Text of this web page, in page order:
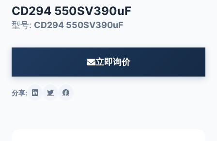
CD294 550SV390uF
型号: CD294 550SV390uF
立即询价
分享: